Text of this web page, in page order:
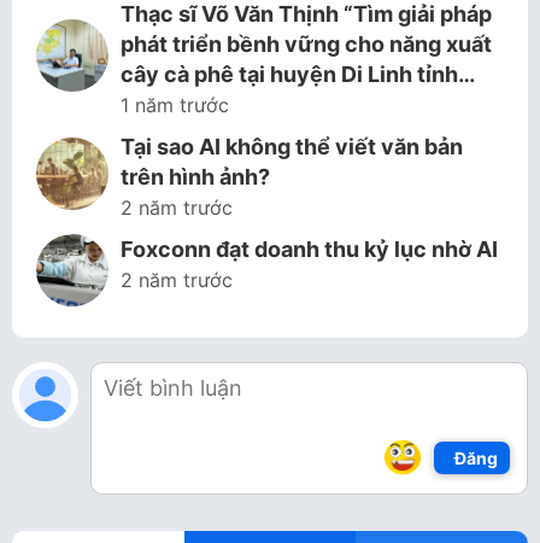
Thạc sĩ Võ Văn Thịnh “Tìm giải pháp
phát triển bềnh vững cho năng xuất
cây cà phê tại huyện Di Linh tỉnh…
1 năm trước
Tại sao AI không thể viết văn bản
trên hình ảnh?
2 năm trước
Foxconn đạt doanh thu kỷ lục nhờ AI
2 năm trước
Đăng